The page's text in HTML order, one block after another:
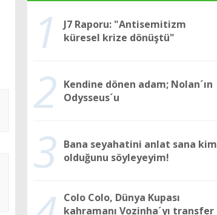
1
J7 Raporu: "Antisemitizm
küresel krize dönüştü"
2 Kendine dönen adam; Nolan´ın
Odysseus´u
3 Bana seyahatini anlat sana kim
olduğunu söyleyeyim!
Colo Colo, Dünya Kupası
kahramanı Vozinha´yı transfer